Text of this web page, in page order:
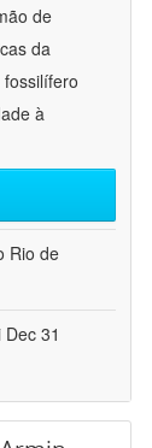
de
da
à
Rio de
31